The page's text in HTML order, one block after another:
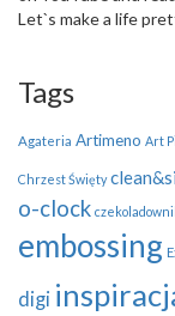
Let`s make a life
Tags
Agateria Artimeno Art
Chrzest Święty
o-clock
embossing
digi